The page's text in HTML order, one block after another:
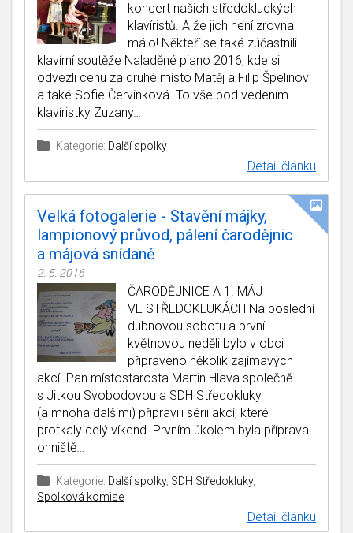
koncert našich středokluckých
klavíristů. A že jich není zrovna
málo! Někteří se také zúčastnili
klavírní soutěže Naladěné piano 2016, kde si
odvezli cenu za druhé místo Matěj a Filip Špelinovi
a také Sofie Červinková. To vše pod vedením
klavíristky Zuzany…
Kategorie: Další spolky
Detail článku
Velká fotogalerie - Stavění májky,
lampionový průvod, pálení čarodějnic
a májová snídaně
2. 5. 2016
ČARODĚJNICE A 1. MÁJ
VE STŘEDOKLUKÁCH Na poslední
dubnovou sobotu a první
květnovou neděli bylo v obci
připraveno několik zajímavých
akcí. Pan místostarosta Martin Hlava společně
s Jitkou Svobodovou a SDH Středokluky
(a mnoha dalšími) připravili sérii akcí, které
protkaly celý víkend. Prvním úkolem byla příprava
ohniště…
Kategorie: Další spolky, SDH Středokluky,
Spolková komise
Detail článku